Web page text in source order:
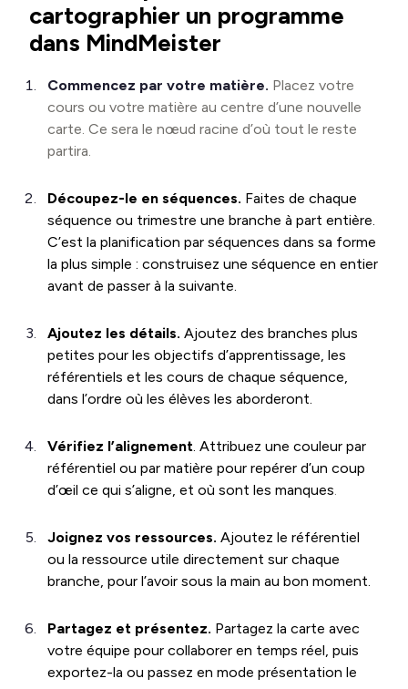
cartographier un programme
dans MindMeister
Commencez par votre matière. Placez votre
cours ou votre matière au centre d’une nouvelle
carte. Ce sera le nœud racine d’où tout le reste
partira.
Découpez-le en séquences. Faites de chaque
séquence ou trimestre une branche à part entière.
C’est la planification par séquences dans sa forme
la plus simple : construisez une séquence en entier
avant de passer à la suivante.
Ajoutez les détails. Ajoutez des branches plus
petites pour les objectifs d’apprentissage, les
référentiels et les cours de chaque séquence,
dans l’ordre où les élèves les aborderont.
Vérifiez l’alignement. Attribuez une couleur par
référentiel ou par matière pour repérer d’un coup
d’œil ce qui s’aligne, et où sont les manques.
Joignez vos ressources. Ajoutez le référentiel
ou la ressource utile directement sur chaque
branche, pour l’avoir sous la main au bon moment.
Partagez et présentez. Partagez la carte avec
votre équipe pour collaborer en temps réel, puis
exportez-la ou passez en mode présentation le